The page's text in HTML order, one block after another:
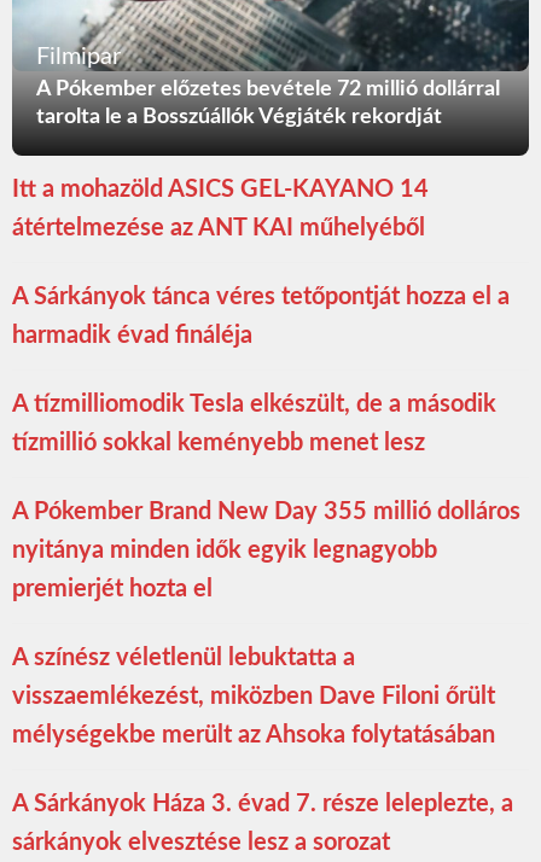
Filmipar
A Pókember előzetes bevétele 72 millió dollárral
tarolta le a Bosszúállók Végjáték rekordját
Itt a mohazöld ASICS GEL-KAYANO 14
átértelmezése az ANT KAI műhelyéből
A Sárkányok tánca véres tetőpontját hozza el a
harmadik évad fináléja
A tízmilliomodik Tesla elkészült, de a második
tízmillió sokkal keményebb menet lesz
A Pókember Brand New Day 355 millió dolláros
nyitánya minden idők egyik legnagyobb
premierjét hozta el
A színész véletlenül lebuktatta a
visszaemlékezést, miközben Dave Filoni őrült
mélységekbe merült az Ahsoka folytatásában
A Sárkányok Háza 3. évad 7. része leleplezte, a
sárkányok elvesztése lesz a sorozat